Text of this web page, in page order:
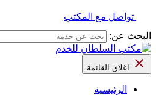
تواصل مع المكتب
البحث عن:
اغلاق القائمة
الرئيسية